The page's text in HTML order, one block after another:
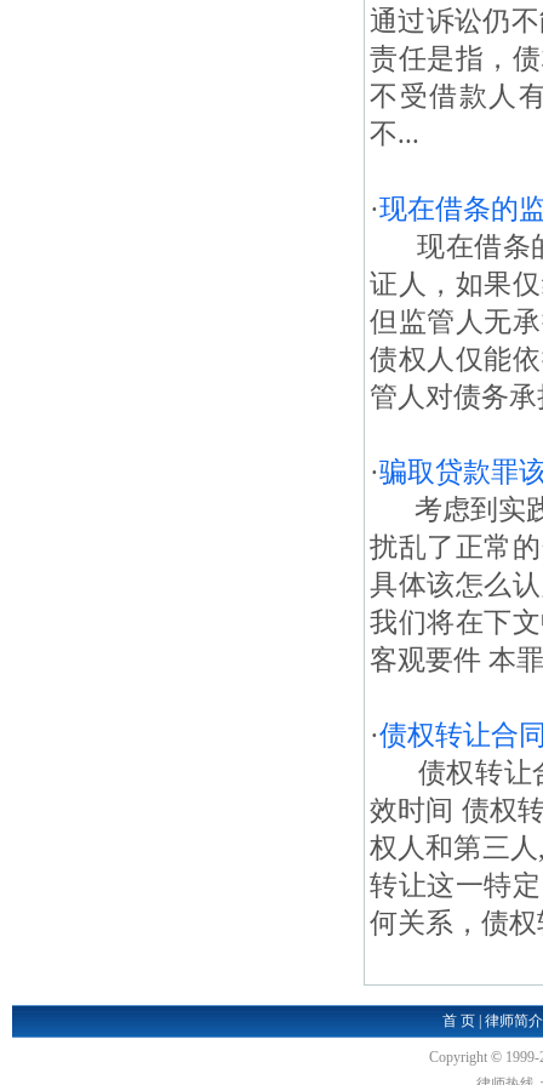
通过诉讼仍
责任是指，
不受借款人
不...
·现在借条的
现在借条的
证人，如果
但监管人无
债权人仅能
管人对债务
·骗取贷款罪
考虑到实践
扰乱了正常
具体该怎么
我们将在下
客观要件 本
·债权转让合
债权转让
效时间 债权
权人和第三
转让这一特
何关系，债
首 页| 律师简介
Copyright ©